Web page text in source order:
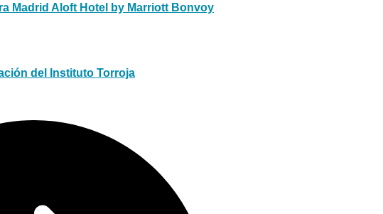
Madrid Aloft Hotel by Marriott Bonvoy
del Instituto Torroja